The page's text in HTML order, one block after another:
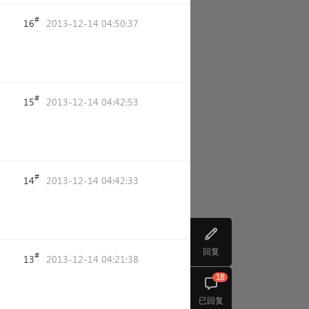
回复
已回复
18
16# 2013-12-14 04:50:37
15# 2013-12-14 04:42:53
14# 2013-12-14 04:42:33
13# 2013-12-14 04:21:38